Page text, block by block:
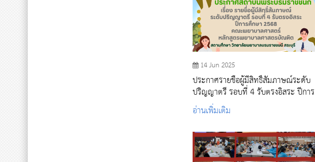
14 Jun 2025
ประกาศรายชื่อผู้มีสิทธิ์สัมภาษณ์ระดับ
ปริญญาตรี รอบที่ 4 รับตรงอิสระ ปีการ
ศึกษา 2568
อ่านเพิ่มเติม